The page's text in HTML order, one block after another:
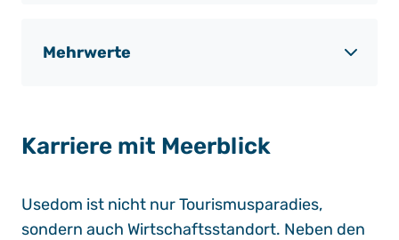
Mehrwerte
Karriere mit Meerblick
Usedom ist nicht nur Tourismusparadies,
sondern auch Wirtschaftsstandort. Neben den